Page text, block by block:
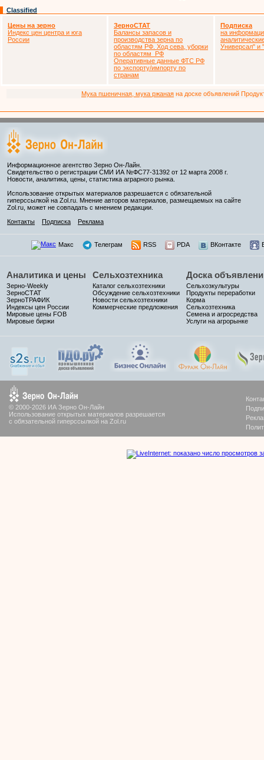
Classified
Цены на зерно
Индекс цен центра и юга
России
ЗерноСТАТ
Балансы запасов и
производства зерна по
областям РФ. Ход сева, уборки
по областям РФ
Оперативные данные ФТС РФ
по экспорту/импорту по
странам
Подписка
на
Универсал" и
Мука пшеничная, мука ржаная на доске объявлений
Информационное агентство Зерно Он-Лайн.
Свидетельство о регистрации СМИ ИА №ФС77-31392 от 12 марта 2008 г.
Новости, аналитика, цены, статистика аграрного рынка.
Использование открытых материалов разрешается с обязательной
гиперссылкой на Zol.ru. Мнение авторов материалов, размещаемых на сайте
Zol.ru, может не совпадать с мнением редакции.
Контакты
Подписка Реклама
Макс Телеграм RSS PDA ВКонтакте
Аналитика и цены
Зерно-Weekly
ЗерноСТАТ
ЗерноТРАФИК
Индексы цен России
Мировые цены FOB
Мировые биржи
Сельхозтехника
Каталог сельхозтехники
Обсуждение сельхозтехники
Новости сельхозтехники
Коммерческие предложения
Доска
Сельхозкультуры
Продукты переработки
Корма
Сельхозтехника
Семена и агросредства
Услуги на агрорынке
© 2000-2026 ИА Зерно Он-Лайн
Использование открытых материалов разрешается
с обязательной гиперссылкой на Zol.ru